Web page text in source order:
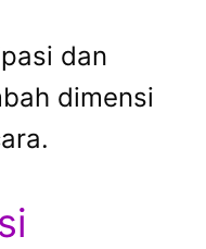
dan
dimensi